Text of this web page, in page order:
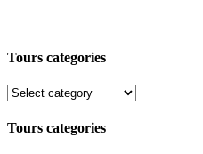
Tours categories
Tours categories